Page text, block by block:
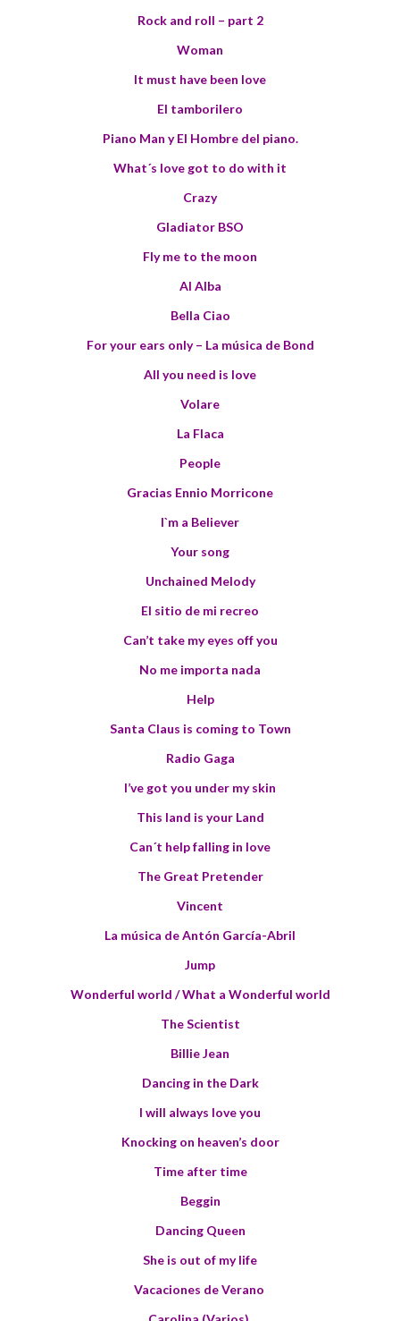
Rock and roll – part 2
Woman
It must have been love
El tamborilero
Piano Man y El Hombre del piano.
What´s love got to do with it
Crazy
Gladiator BSO
Fly me to the moon
Al Alba
Bella Ciao
For your ears only – La música de Bond
All you need is love
Volare
La Flaca
People
Gracias Ennio Morricone
I`m a Believer
Your song
Unchained Melody
El sitio de mi recreo
Can’t take my eyes off you
No me importa nada
Help
Santa Claus is coming to Town
Radio Gaga
I’ve got you under my skin
This land is your Land
Can´t help falling in love
The Great Pretender
Vincent
La música de Antón García-Abril
Jump
Wonderful world / What a Wonderful world
The Scientist
Billie Jean
Dancing in the Dark
I will always love you
Knocking on heaven’s door
Time after time
Beggin
Dancing Queen
She is out of my life
Vacaciones de Verano